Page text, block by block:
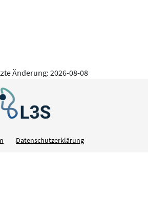
Änderung: 2026-08-08
Datenschutzerklärung